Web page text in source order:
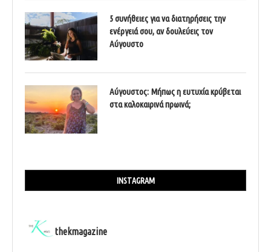
5 συνήθειες για να διατηρήσεις την
ενέργειά σου, αν δουλεύεις τον
Αύγουστο
Αύγουστος: Μήπως η ευτυχία κρύβεται
στα καλοκαιρινά πρωινά;
INSTAGRAM
thekmagazine